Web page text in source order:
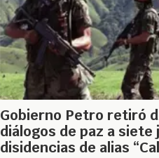
Gobierno Petro retiró
diálogos de paz a siete
disidencias de alias